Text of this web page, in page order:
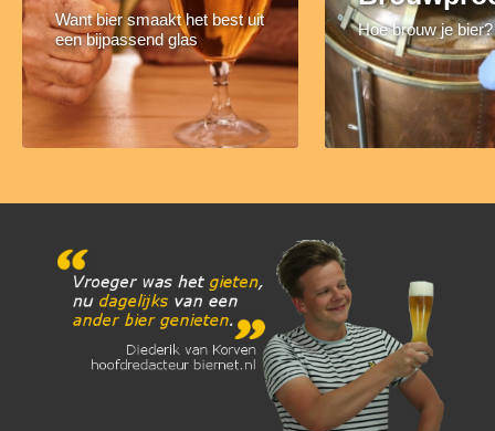
Want bier smaakt het best uit
een bijpassend glas
Hoe brouw je bier?